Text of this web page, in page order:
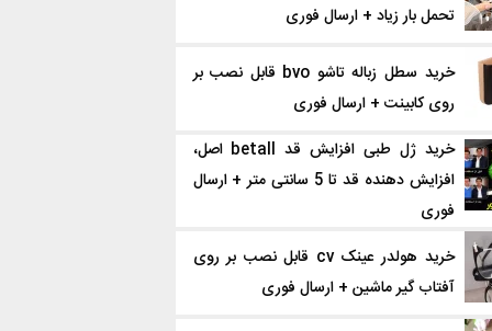
تحمل بار زیاد + ارسال فوری
خرید سطل زباله تاشو bvo قابل نصب بر
روی کابینت + ارسال فوری
خرید ژل طبی افزایش قد betall اصل،
افزایش دهنده قد تا 5 سانتی متر + ارسال
فوری
خرید هولدر عینک cv قابل نصب بر روی
آفتاب گیر ماشین + ارسال فوری